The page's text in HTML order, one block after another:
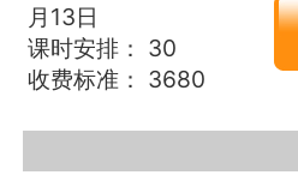
月13日
课时安排： 30
收费标准： 3680